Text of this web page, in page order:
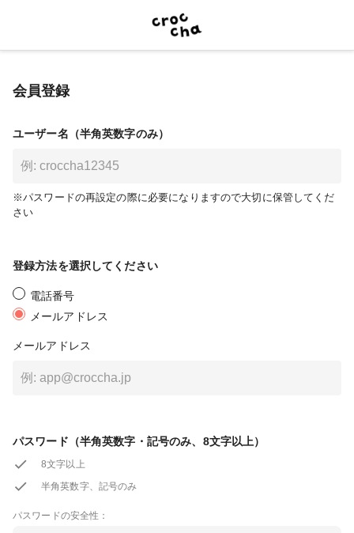
会員登録
ユーザー名（半角英数字のみ）
※パスワードの再設定の際に必要になりますので大切に保管してくだ
さい
登録方法を選択してください
電話番号
メールアドレス
メールアドレス
パスワード（半角英数字・記号のみ、8文字以上）
8文字以上
半角英数字、記号のみ
パスワードの安全性：